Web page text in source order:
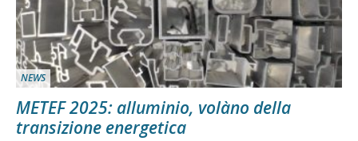
NEWS
METEF 2025: alluminio, volàno della
transizione energetica